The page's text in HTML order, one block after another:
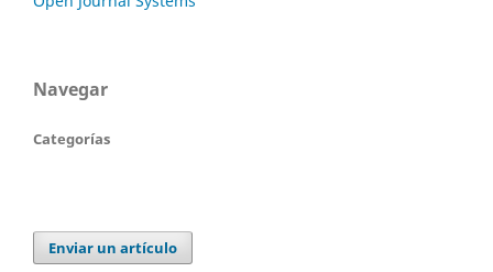
Navegar
Categorías
Enviar un artículo